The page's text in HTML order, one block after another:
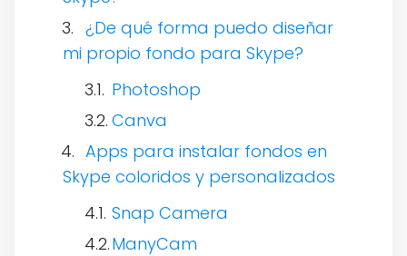
¿De qué forma puedo diseñar
mi propio fondo para Skype?
Photoshop
Canva
Apps para instalar fondos en
Skype coloridos y personalizados
Snap Camera
ManyCam